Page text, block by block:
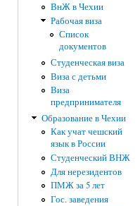
ВнЖ в Чехии
Рабочая виза
Список
документов
Студенческая виза
Виза с детьми
Виза
предпринимателя
Образование в Чехии
Как учат чешский
язык в России
Студенческий ВНЖ
Для нерезидентов
ПМЖ за 5 лет
Гос. заведения